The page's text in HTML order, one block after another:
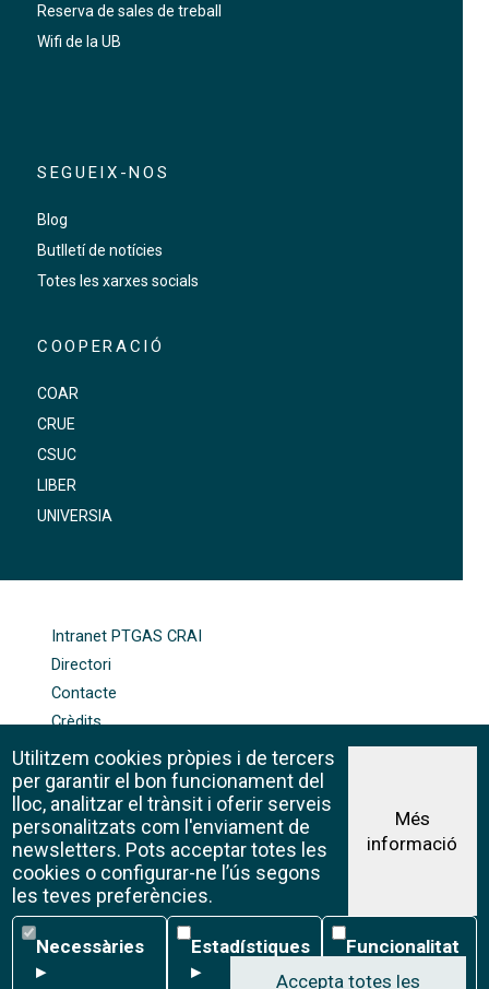
Reserva de sales de treball
Wifi de la UB
SEGUEIX-NOS
Blog
Butlletí de notícies
Totes les xarxes socials
COOPERACIÓ
COAR
CRUE
CSUC
LIBER
UNIVERSIA
Intranet PTGAS CRAI
Directori
Contacte
Crèdits
Mapa web
Política de galetes
Avís legal
©CRAI Universitat de Barcelona
Creative Commons 4.0
Utilitzem cookies pròpies i de tercers
per garantir el bon funcionament del
lloc, analitzar el trànsit i oferir serveis
personalitzats com l'enviament de
newsletters. Pots acceptar totes les
cookies o configurar-ne l’ús segons
les teves preferències.
Més
informació
Necessàries
Necessàries
▸
Estadístiques
Estadístiques
▸
Funcionalitat
Funcionalitat
▸
Accepta totes les